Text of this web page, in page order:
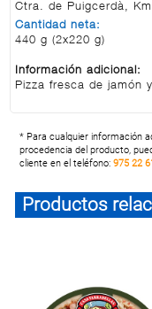
Ctra. de Puigcerdà,
Cantidad neta:
440 g (2x220 g)
Información adicional:
Pizza fresca de jamón
* Para cualquier información
procedencia del producto,
cliente en el teléfono:975 22
Productos